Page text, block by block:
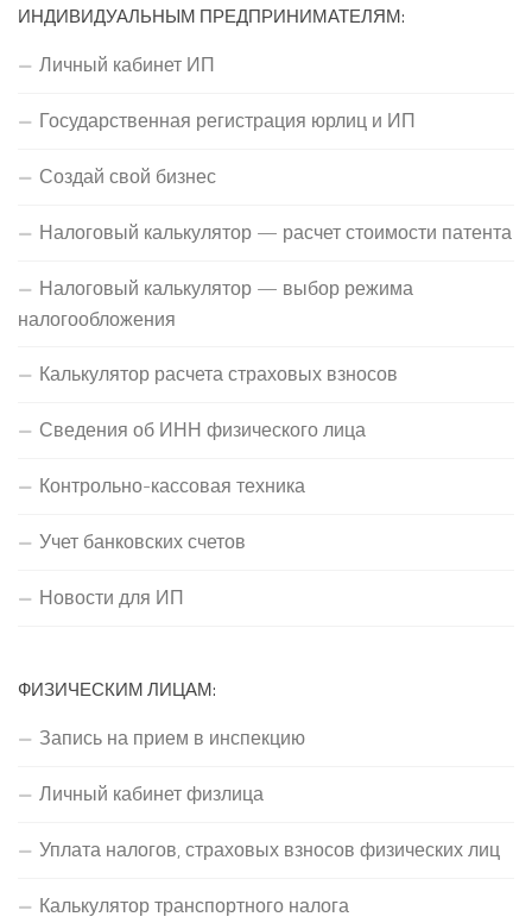
ИНДИВИДУАЛЬНЫМ ПРЕДПРИНИМАТЕЛЯМ:
Личный кабинет ИП
Государственная регистрация юрлиц и ИП
Создай свой бизнес
Налоговый калькулятор — расчет стоимости патента
Налоговый калькулятор — выбор режима
налогообложения
Калькулятор расчета страховых взносов
Сведения об ИНН физического лица
Контрольно-кассовая техника
Учет банковских счетов
Новости для ИП
ФИЗИЧЕСКИМ ЛИЦАМ:
Запись на прием в инспекцию
Личный кабинет физлица
Уплата налогов, страховых взносов физических лиц
Калькулятор транспортного налога